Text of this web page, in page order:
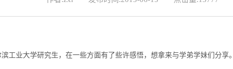
工业大学研究生，在一些方面有了些许感悟，想拿来与学弟学妹们分享。